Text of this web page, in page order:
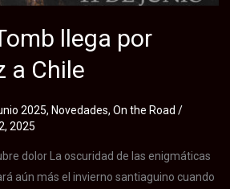
llega por
a Chile
2025, Novedades, On the Road /
2025
dolor La oscuridad de las enigmáticas
aún más el invierno santiaguino cuando